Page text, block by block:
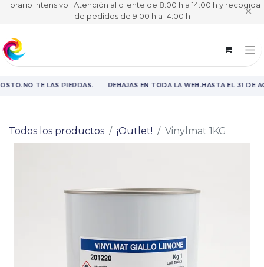
Horario intensivo | Atención al cliente de 8:00 h a 14:00 h y recogida
de pedidos de 9:00 h a 14:00 h ✕
·NO TE LAS PIERDAS· REBAJAS EN TODA LA WEB·HASTA EL 31 DE
Todos los productos ¡Outlet! Vinylmat 1KG